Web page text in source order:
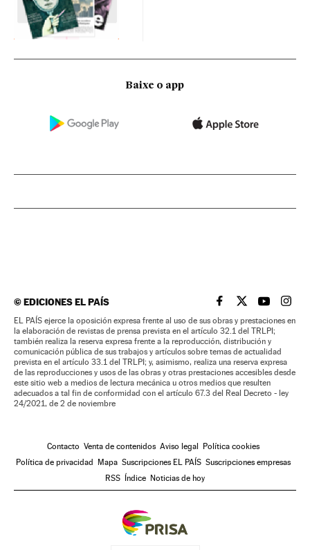
Baixe o app
©EDICIONES EL PAÍS EL PAÍS BRASIL EN
EL PAÍSEL PAÍS
EL
EL PAÍS ejerce la oposición expresa frente al uso de sus obras y prestaciones en
la elaboración de revistas de prensa prevista en el artículo 32.1 del TRLPI;
también realiza la reserva expresa frente a la reproducción, distribución y
comunicación pública de sus trabajos y artículos sobre temas de actualidad
prevista en el artículo 33.1 del TRLPI; y, asimismo, realiza una reserva expresa
de las reproducciones y usos de las obras y otras prestaciones accesibles desde
este sitio web a medios de lectura mecánica u otros medios que resulten
adecuados a tal fin de conformidad con el artículo 67.3 del Real Decreto - ley
24/2021, de 2 de noviembre
Contacto Venta de contenidos Aviso legal
Política cookies
Política de privacidad
Mapa Suscripciones EL PAÍS Suscripciones empresas
RSS
Índice Noticias de hoy